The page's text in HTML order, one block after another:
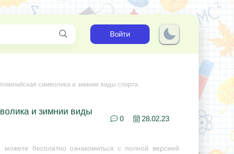
Войти
символика и зимнии виды спорта
и зимнии виды
0 28.02.23
бесплатно ознакомиться с полной версией